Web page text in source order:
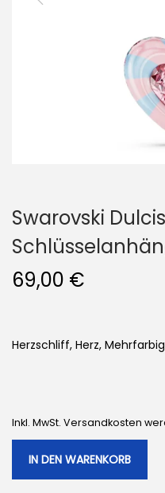
Swarovski Dulcis
69,00 €
Herzschliff, Herz,
Inkl. MwSt. Versandkosten
IN DEN WARENKORB